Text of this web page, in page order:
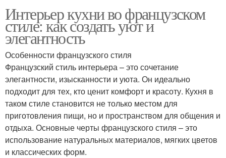
Интерьер кухни во французском
стиле: как создать уют и
элегантность
Особенности французского стиля
Французский стиль интерьера – это сочетание
элегантности, изысканности и уюта. Он идеально
подходит для тех, кто ценит комфорт и красоту. Кухня в
таком стиле становится не только местом для
приготовления пищи, но и пространством для общения и
отдыха. Основные черты французского стиля – это
использование натуральных материалов, мягких цветов
и классических форм.